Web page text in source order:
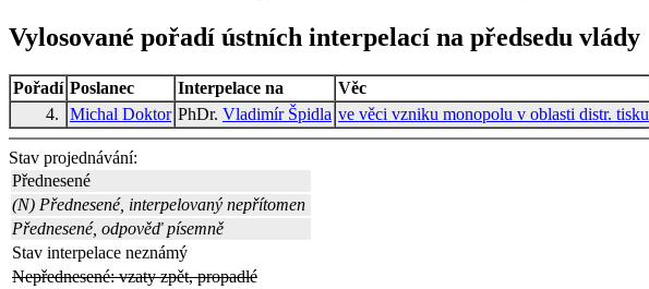
Vylosované pořadí ústních interpelací na předsedu vlády
Pořadí Poslanec Interpelace na
Věc
4.
Michal Doktor PhDr. Vladimír Špidla ve věci vzniku monopolu v oblasti distr. tisku
Stav projednávání:
Přednesené
(N) Přednesené, interpelovaný nepřítomen
Přednesené, odpověď písemně
Stav interpelace neznámý
Nepřednesené: vzaty zpět, propadlé